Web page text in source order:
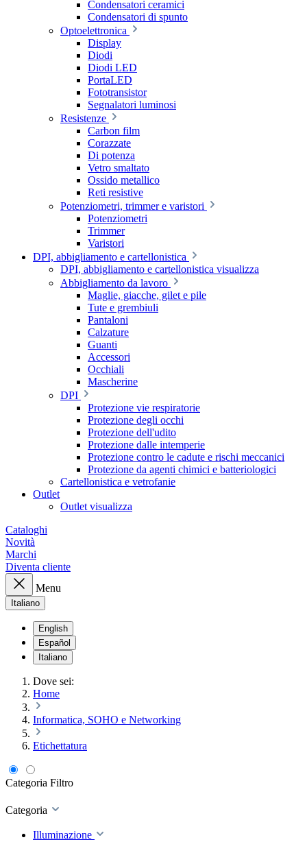
Condensatori ceramici
Condensatori di spunto
Optoelettronica
Display
Diodi
Diodi LED
PortaLED
Fototransistor
Segnalatori luminosi
Resistenze
Carbon film
Corazzate
Di potenza
Vetro smaltato
Ossido metallico
Reti resistive
Potenziometri, trimmer e varistori
Potenziometri
Trimmer
Varistori
DPI, abbigliamento e cartellonistica
DPI, abbigliamento e cartellonistica visualizza
Abbigliamento da lavoro
Maglie, giacche, gilet e pile
Tute e grembiuli
Pantaloni
Calzature
Guanti
Accessori
Occhiali
Mascherine
DPI
Protezione vie respiratorie
Protezione degli occhi
Protezione dell'udito
Protezione dalle intemperie
Protezione contro le cadute e rischi meccanici
Protezione da agenti chimici e batteriologici
Cartellonistica e vetrofanie
Outlet
Outlet visualizza
Cataloghi
Novità
Marchi
Diventa cliente
Menu
Italiano
English
Español
Italiano
Dove sei:
Home
Informatica, SOHO e Networking
Etichettatura
Categoria Filtro
Categoria
Illuminazione